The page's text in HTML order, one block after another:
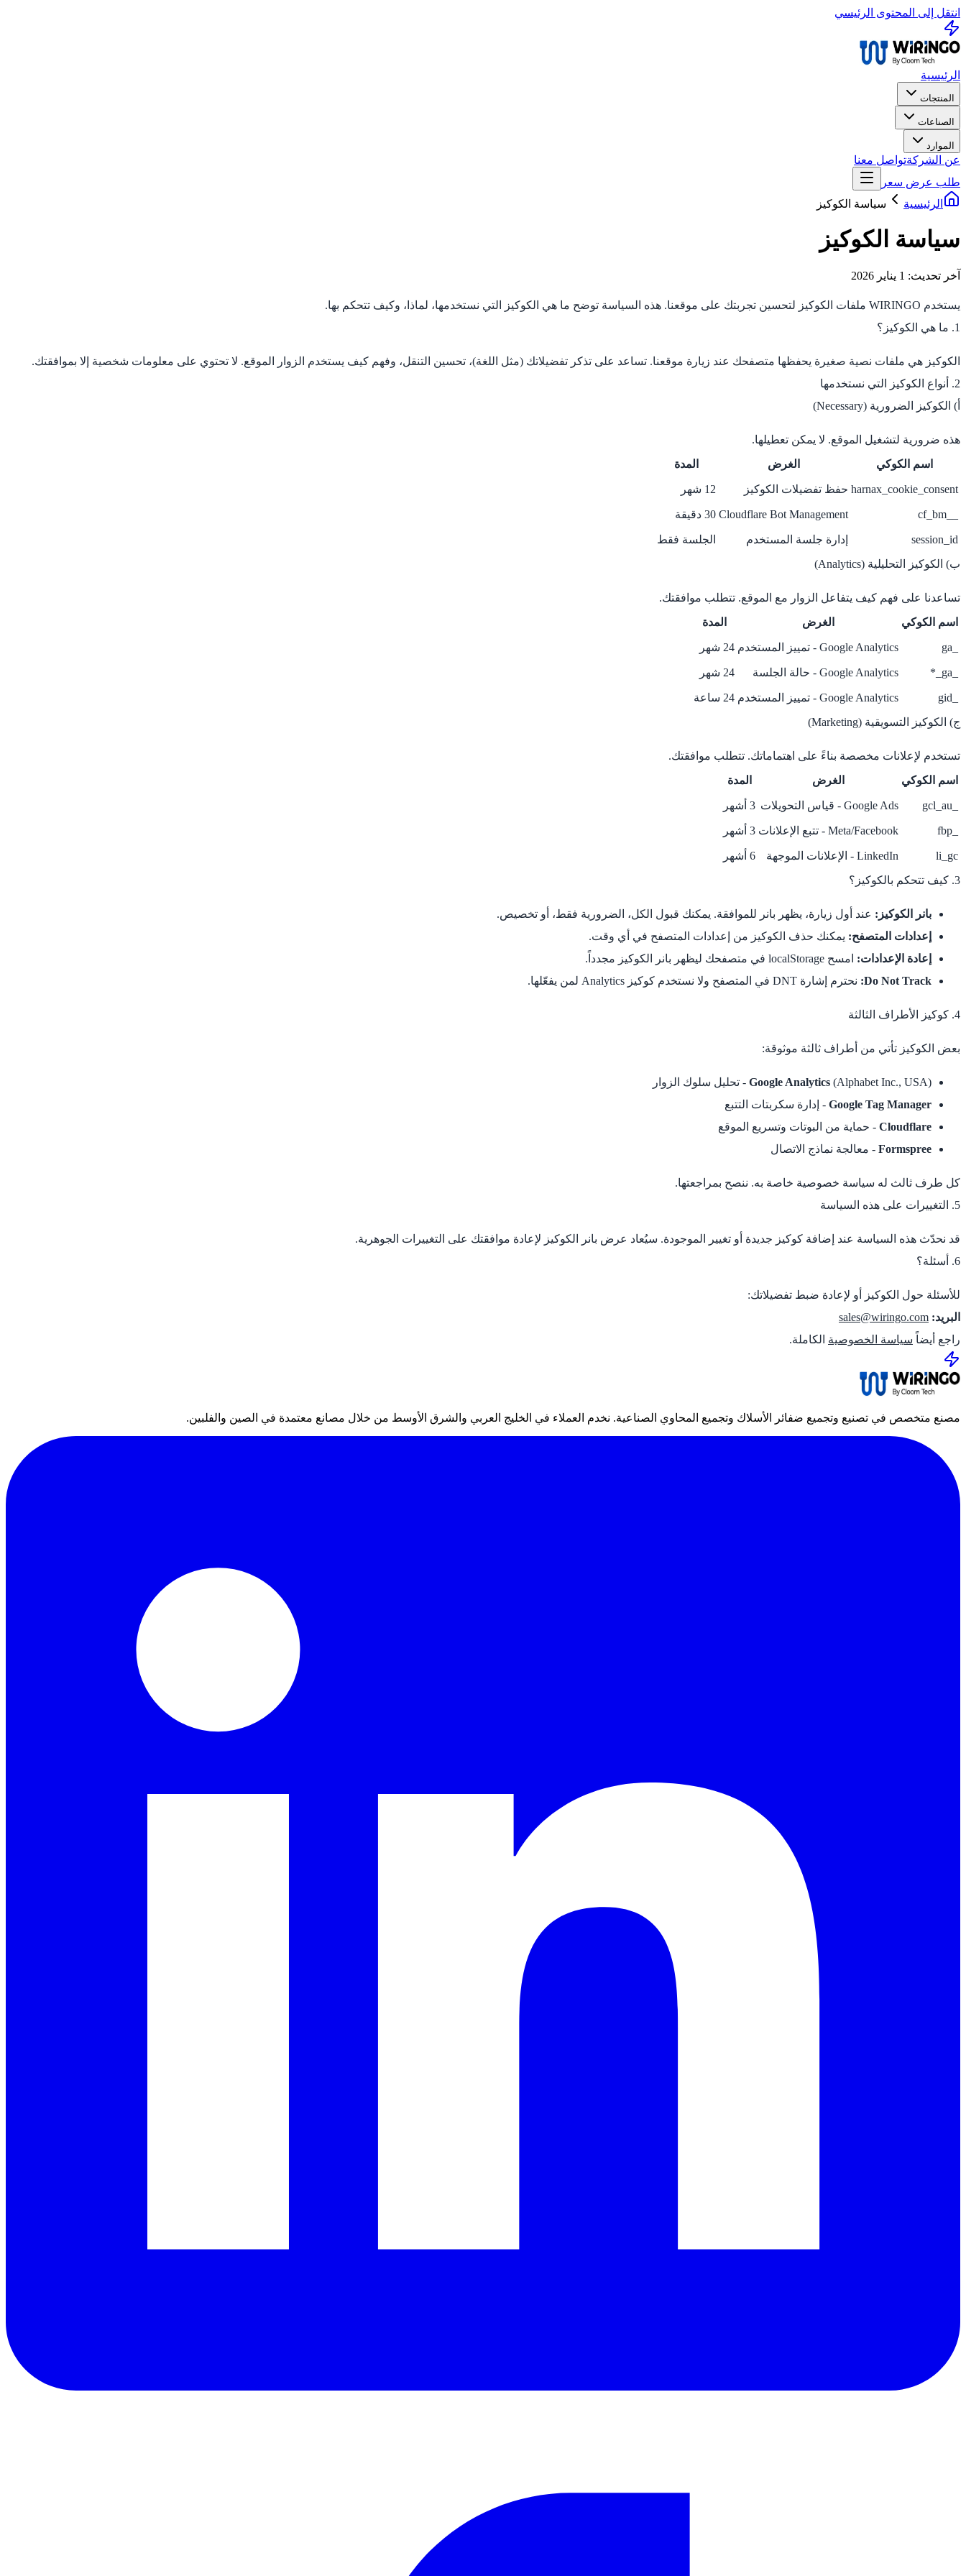
انتقل إلى المحتوى الرئيسي
الرئيسية
المنتجات
الصناعات
الموارد
عن الشركةتواصل معنا
طلب عرض سعر
الرئيسية
سياسة الكوكيز
سياسة الكوكيز
آخر تحديث: 1 يناير 2026
يستخدم WIRINGO ملفات الكوكيز لتحسين تجربتك على موقعنا. هذه السياسة توضح ما هي الكوكيز التي نستخدمها، لماذا، وكيف تتحكم بها.
1. ما هي الكوكيز؟
الكوكيز هي ملفات نصية صغيرة يحفظها متصفحك عند زيارة موقعنا. تساعد على تذكر تفضيلاتك (مثل اللغة)، تحسين التنقل، وفهم كيف يستخدم الزوار الموقع. لا تحتوي على معلومات شخصية إلا بموافقتك.
2. أنواع الكوكيز التي نستخدمها
أ) الكوكيز الضرورية (Necessary)
هذه ضرورية لتشغيل الموقع. لا يمكن تعطيلها.
اسم الكوكي
الغرض المدة
harnax_cookie_consent حفظ تفضيلات الكوكيز 12 شهر
Cloudflare Bot Management 30 دقيقة
session_id إدارة جلسة المستخدم
الجلسة فقط
ب) الكوكيز التحليلية (Analytics)
تساعدنا على فهم كيف يتفاعل الزوار مع الموقع. تتطلب موافقتك.
اسم الكوكي
الغرض المدة
Google Analytics - تمييز المستخدم 24 شهر
Google Analytics - حالة الجلسة 24 شهر
Google Analytics - تمييز المستخدم
24 ساعة
ج) الكوكيز التسويقية (Marketing)
تستخدم لإعلانات مخصصة بناءً على اهتماماتك. تتطلب موافقتك.
اسم الكوكي
الغرض المدة
Google Ads - قياس التحويلات 3 أشهر
Meta/Facebook - تتبع الإعلانات 3 أشهر
li_gc LinkedIn - الإعلانات الموجهة
6 أشهر
3. كيف تتحكم بالكوكيز؟
بانر الكوكيز: عند أول زيارة، يظهر بانر للموافقة. يمكنك قبول الكل، الضرورية فقط، أو تخصيص.
إعدادات المتصفح: يمكنك حذف الكوكيز من إعدادات المتصفح في أي وقت.
إعادة الإعدادات: امسح localStorage في متصفحك ليظهر بانر الكوكيز مجدداً.
Do Not Track: نحترم إشارة DNT في المتصفح ولا نستخدم كوكيز Analytics لمن يفعّلها.
4. كوكيز الأطراف الثالثة
بعض الكوكيز تأتي من أطراف ثالثة موثوقة:
Google Analytics (Alphabet Inc., USA) - تحليل سلوك الزوار
Google Tag Manager - إدارة سكربتات التتبع
Cloudflare - حماية من البوتات وتسريع الموقع
Formspree - معالجة نماذج الاتصال
كل طرف ثالث له سياسة خصوصية خاصة به. ننصح بمراجعتها.
5. التغييرات على هذه السياسة
قد نحدّث هذه السياسة عند إضافة كوكيز جديدة أو تغيير الموجودة. سيُعاد عرض بانر الكوكيز لإعادة موافقتك على التغييرات الجوهرية.
6. أسئلة؟
للأسئلة حول الكوكيز أو لإعادة ضبط تفضيلاتك:
البريد: sales@wiringo.com
راجع أيضاً سياسة الخصوصية الكاملة.
مصنع متخصص في تصنيع وتجميع ضفائر الأسلاك وتجميع المحاوي الصناعية. نخدم العملاء في الخليج العربي والشرق الأوسط من خلال مصانع معتمدة في الصين والفلبين.